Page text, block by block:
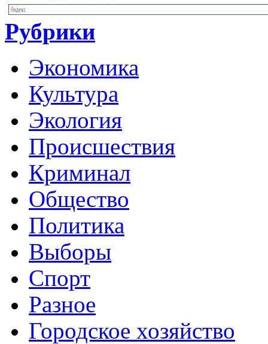
Рубрики
Экономика
Культура
Экология
Происшествия
Криминал
Общество
Политика
Выборы
Спорт
Разное
Городское хозяйство